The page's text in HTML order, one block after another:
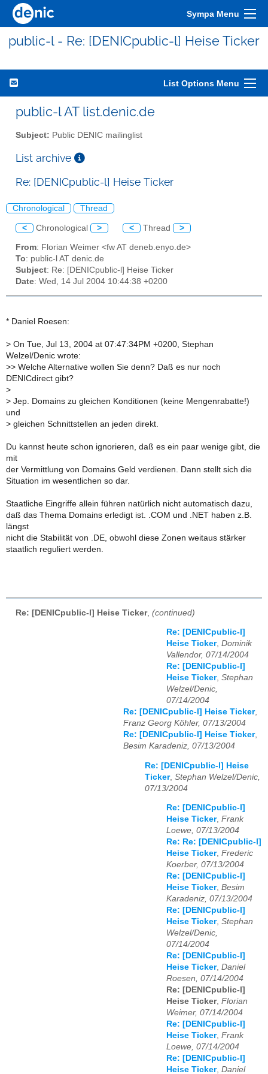
Sympa Menu
public-l - Re: [DENICpublic-l] Heise Ticker
List Options Menu
public-l AT list.denic.de
Subject: Public DENIC mailinglist
List archive
Re: [DENICpublic-l] Heise Ticker
Chronological Thread
< Chronological > < Thread >
From: Florian Weimer <fw AT deneb.enyo.de>
To: public-l AT denic.de
Subject: Re: [DENICpublic-l] Heise Ticker
Date: Wed, 14 Jul 2004 10:44:38 +0200
* Daniel Roesen:
> On Tue, Jul 13, 2004 at 07:47:34PM +0200, Stephan
Welzel/Denic wrote:
>> Welche Alternative wollen Sie denn? Daß es nur noch
DENICdirect gibt?
>
> Jep. Domains zu gleichen Konditionen (keine Mengenrabatte!)
und
> gleichen Schnittstellen an jeden direkt.
Du kannst heute schon ignorieren, daß es ein paar wenige gibt, die
mit
der Vermittlung von Domains Geld verdienen. Dann stellt sich die
Situation im wesentlichen so dar.
Staatliche Eingriffe allein führen natürlich nicht automatisch dazu,
daß das Thema Domains erledigt ist. .COM und .NET haben z.B.
längst
nicht die Stabilität von .DE, obwohl diese Zonen weitaus stärker
staatlich reguliert werden.
Re: [DENICpublic-l] Heise Ticker, (continued)
Re: [DENICpublic-l]
Heise Ticker, Dominik
Vallendor, 07/14/2004
Re: [DENICpublic-l]
Heise Ticker, Stephan
Welzel/Denic,
07/14/2004
Re: [DENICpublic-l] Heise Ticker,
Franz Georg Köhler, 07/13/2004
Re: [DENICpublic-l] Heise Ticker,
Besim Karadeniz, 07/13/2004
Re: [DENICpublic-l] Heise
Ticker, Stephan Welzel/Denic,
07/13/2004
Re: [DENICpublic-l]
Heise Ticker, Frank
Loewe, 07/13/2004
Re: Re: [DENICpublic-l]
Heise Ticker, Frederic
Koerber, 07/13/2004
Re: [DENICpublic-l]
Heise Ticker, Besim
Karadeniz, 07/13/2004
Re: [DENICpublic-l]
Heise Ticker, Stephan
Welzel/Denic,
07/14/2004
Re: [DENICpublic-l]
Heise Ticker, Daniel
Roesen, 07/14/2004
Re: [DENICpublic-l]
Heise Ticker, Florian
Weimer, 07/14/2004
Re: [DENICpublic-l]
Heise Ticker, Frank
Loewe, 07/14/2004
Re: [DENICpublic-l]
Heise Ticker, Daniel